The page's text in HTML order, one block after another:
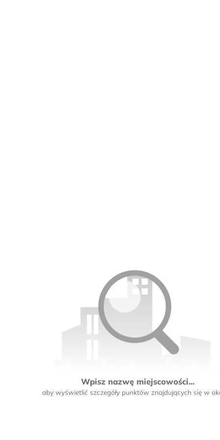
Wpisz nazwę miejscowości...
aby wyświetlić szczegóły punktów znajdujących się w